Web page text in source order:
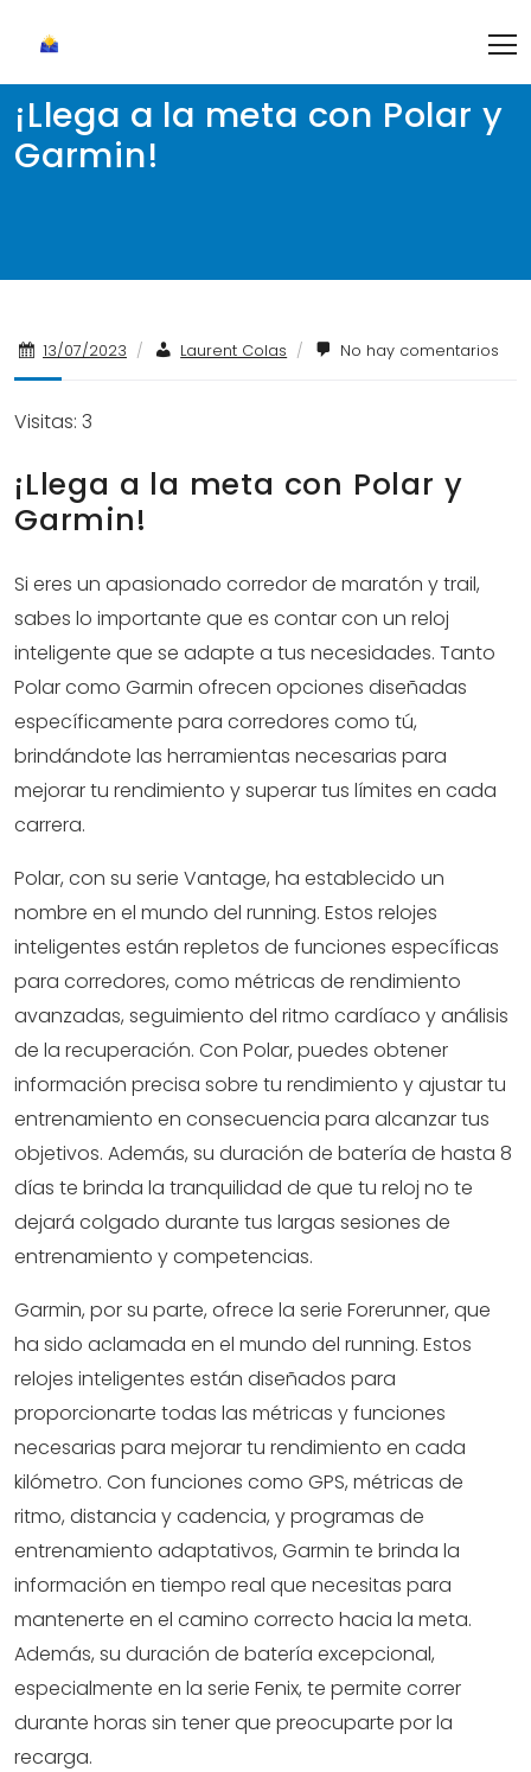
content
¡Llega a la meta con Polar y
Garmin!
13/07/2023 / Laurent Colas / No hay comentarios
Visitas: 3
¡Llega a la meta con Polar y
Garmin!
Si eres un apasionado corredor de maratón y trail,
sabes lo importante que es contar con un reloj
inteligente que se adapte a tus necesidades. Tanto
Polar como Garmin ofrecen opciones diseñadas
específicamente para corredores como tú,
brindándote las herramientas necesarias para
mejorar tu rendimiento y superar tus límites en cada
carrera.
Polar, con su serie Vantage, ha establecido un
nombre en el mundo del running. Estos relojes
inteligentes están repletos de funciones específicas
para corredores, como métricas de rendimiento
avanzadas, seguimiento del ritmo cardíaco y análisis
de la recuperación. Con Polar, puedes obtener
información precisa sobre tu rendimiento y ajustar tu
entrenamiento en consecuencia para alcanzar tus
objetivos. Además, su duración de batería de hasta 8
días te brinda la tranquilidad de que tu reloj no te
dejará colgado durante tus largas sesiones de
entrenamiento y competencias.
Garmin, por su parte, ofrece la serie Forerunner, que
ha sido aclamada en el mundo del running. Estos
relojes inteligentes están diseñados para
proporcionarte todas las métricas y funciones
necesarias para mejorar tu rendimiento en cada
kilómetro. Con funciones como GPS, métricas de
ritmo, distancia y cadencia, y programas de
entrenamiento adaptativos, Garmin te brinda la
información en tiempo real que necesitas para
mantenerte en el camino correcto hacia la meta.
Además, su duración de batería excepcional,
especialmente en la serie Fenix, te permite correr
durante horas sin tener que preocuparte por la
recarga.